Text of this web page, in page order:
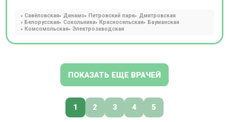
Савёловская Динамо Петровский парк
Дмитровская
Белорусская
Сокольники Красносельская
Бауманская
Комсомольская
Электрозаводская
ПОКАЗАТЬ ЕЩЕ ВРАЧЕЙ
1 2 3 4 5